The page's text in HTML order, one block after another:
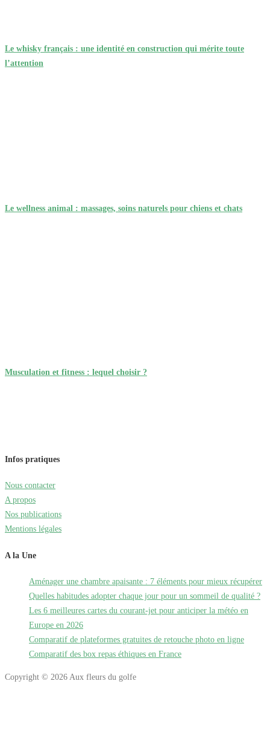
Le whisky français : une identité en construction qui mérite toute
l’attention
Le wellness animal : massages, soins naturels pour chiens et chats
Musculation et fitness : lequel choisir ?
Infos pratiques
Nous contacter
A propos
Nos publications
Mentions légales
A la Une
Aménager une chambre apaisante : 7 éléments pour mieux récupérer
Quelles habitudes adopter chaque jour pour un sommeil de qualité ?
Les 6 meilleures cartes du courant-jet pour anticiper la météo en
Europe en 2026
Comparatif de plateformes gratuites de retouche photo en ligne
Comparatif des box repas éthiques en France
Copyright © 2026 Aux fleurs du golfe